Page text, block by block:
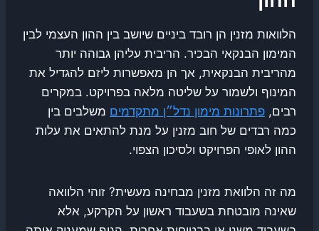
הלוואות מזנין הן רובד ביניים שיושב בין ההון העצמי לבין
המימון הבנקאי הבכיר. הריבית עליהן גבוהה יותר
מהריבית הבנקאית, אך הן מאפשרות ליזם להגדיל את
המינוף ולשמור על שליטה מלאה בפרויקט. במקרים
רבים, פתרונות מימון נדל״ן מתקדמים משלבים בין
כמה רבדים של חוב מזנין על מנת להתאים את עלות
ההון לאופי הפרויקט ולסיכון הצפוי.
מה זה הלוואת מזנין מבחינה מעשית? זוהי הלוואה
שאינה מובטחת בשעבוד ראשון על הקרקע, אלא